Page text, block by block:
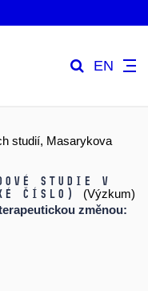
EN
studií, Masarykova
studie v
číslo)
(Výzkum)
změnou: